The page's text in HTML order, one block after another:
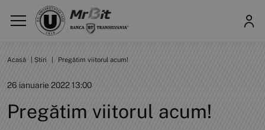
Acasă Știri Pregătim viitorul acum!
26 ianuarie 2022 13:00
Pregătim viitorul acum!